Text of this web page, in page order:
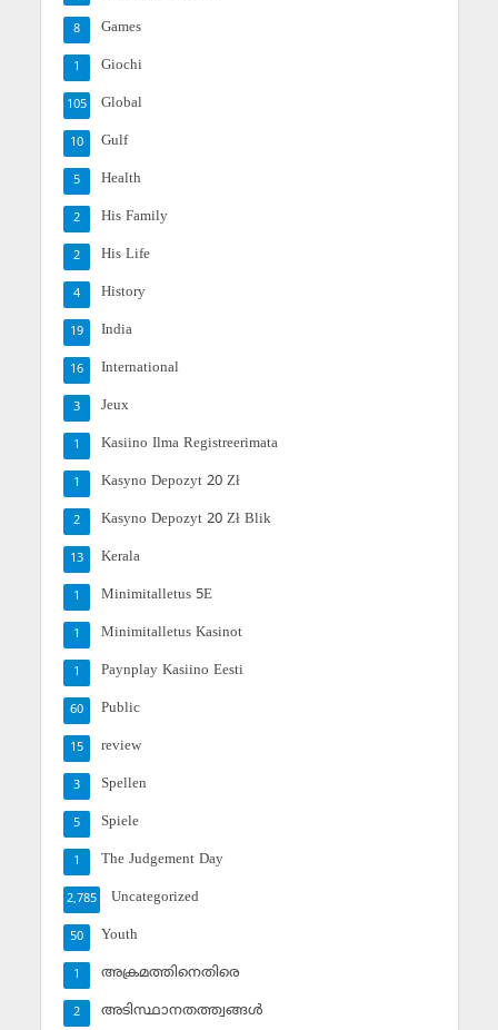
Games
8
Giochi
1
Global
105
Gulf
10
Health
5
His Family
2
His Life
2
History
4
India
19
International
16
Jeux
3
Kasiino Ilma Registreerimata
1
Kasyno Depozyt 20 Zł
1
Kasyno Depozyt 20 Zł Blik
2
Kerala
13
Minimitalletus 5E
1
Minimitalletus Kasinot
1
Paynplay Kasiino Eesti
1
Public
60
review
15
Spellen
3
Spiele
5
The Judgement Day
1
Uncategorized
2,785
Youth
50
അക്രമത്തിനെതിരെ
1
അടിസ്ഥാനതത്ത്വങ്ങള്‍
2